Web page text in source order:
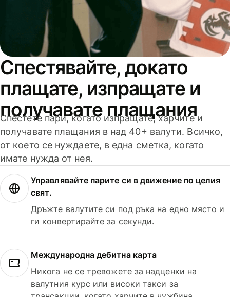
Спестявайте, докато
плащате, изпращате и
получавате плащания
Спестете пари, когато изпращате, харчите и
получавате плащания в над 40+ валути. Всичко,
от което се нуждаете, в една сметка, когато
имате нужда от нея.
Управлявайте парите си в движение по целия
свят.
Дръжте валутите си под ръка на едно място и
ги конвертирайте за секунди.
Международна дебитна карта
Никога не се тревожете за надценки на
валутния курс или високи такси за